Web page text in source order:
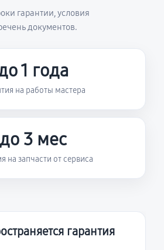
гарантии, условия
документов.
1 года
на работы мастера
до 3 мес
на запчасти от сервиса
гарантия